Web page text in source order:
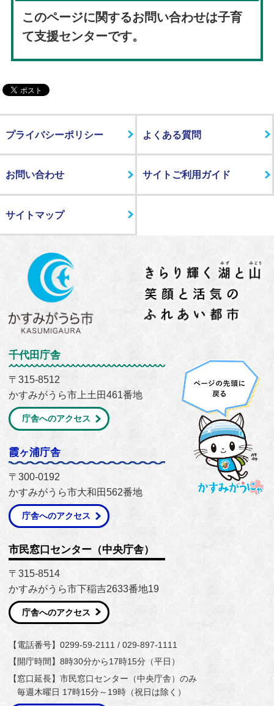
このページに関するお問い合わせは子育
て支援センターです。
プライバシーポリシー よくある質問
お問い合わせ サイトご利用ガイド
サイトマップ
千代田庁舎
〒315-8512
かすみがうら市上土田461番地
庁舎へのアクセス
霞ヶ浦庁舎
〒300-0192
かすみがうら市大和田562番地
庁舎へのアクセス
市民窓口センター（中央庁舎）
〒315-8514
かすみがうら市下稲吉2633番地19
庁舎へのアクセス
【電話番号】0299-59-2111 / 029-897-1111
【開庁時間】8時30分から17時15分（平日）
【窓口延長】市民窓口センター（中央庁舎）のみ
毎週木曜日 17時15分～19時（祝日は除く）